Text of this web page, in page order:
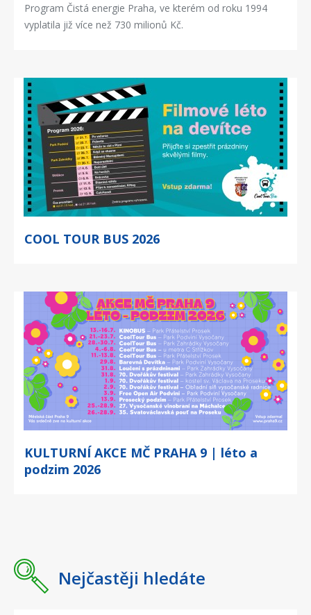
Program Čistá energie Praha, ve kterém od roku 1994
vyplatila již více než 730 milionů Kč.
COOL TOUR BUS 2026
KULTURNÍ AKCE MČ PRAHA 9 | léto a
podzim 2026
Nejčastěji hledáte